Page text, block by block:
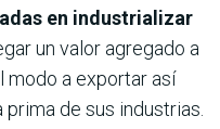
en industrializar
un valor agregado a
modo a exportar así
de sus industrias.